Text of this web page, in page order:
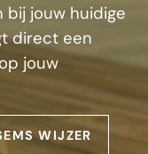
bij jouw huidige
direct een
jouw
WIJZER